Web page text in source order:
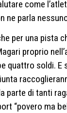
come
ne parla
per una pista
proprio
quattro soldi. E
parte di tanti
“povero ma